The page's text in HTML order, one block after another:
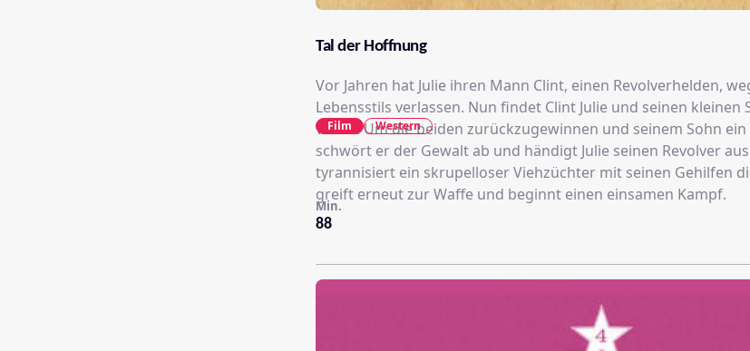
Tal der Hoffnung
Vor Jahren hat Julie ihren Mann Clint, einen Revolverhelden,
Lebensstils verlassen. Nun findet Clint Julie und seinen kleinen
Wood. Um die beiden zurückzugewinnen und seinem Sohn
schwört er der Gewalt ab und händigt Julie seinen Revolver
tyrannisiert ein skrupelloser Viehzüchter mit seinen Gehilfen
greift erneut zur Waffe und beginnt einen einsamen Kampf.
88
Min.
Film Western